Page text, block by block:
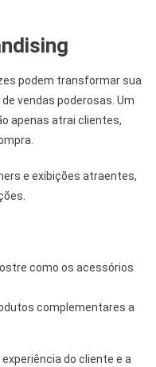
podem transformar sua
vendas poderosas. Um
apenas atrai clientes,
e exibições atraentes,
como os acessórios
complementares a
do cliente e a